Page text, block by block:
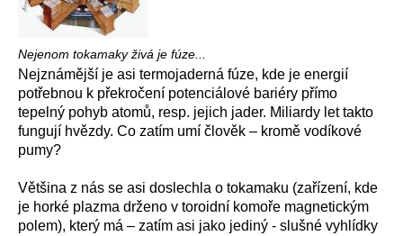
Nejenom tokamaky živá je fúze...
Nejznámější je asi termojaderná fúze, kde je energií
potřebnou k překročení potenciálové bariéry přímo
tepelný pohyb atomů, resp. jejich jader. Miliardy let takto
fungují hvězdy. Co zatím umí člověk – kromě vodíkové
pumy?
Většina z nás se asi doslechla o tokamaku (zařízení, kde
je horké plazma drženo v toroidní komoře magnetickým
polem), který má – zatím asi jako jediný - slušné vyhlídky